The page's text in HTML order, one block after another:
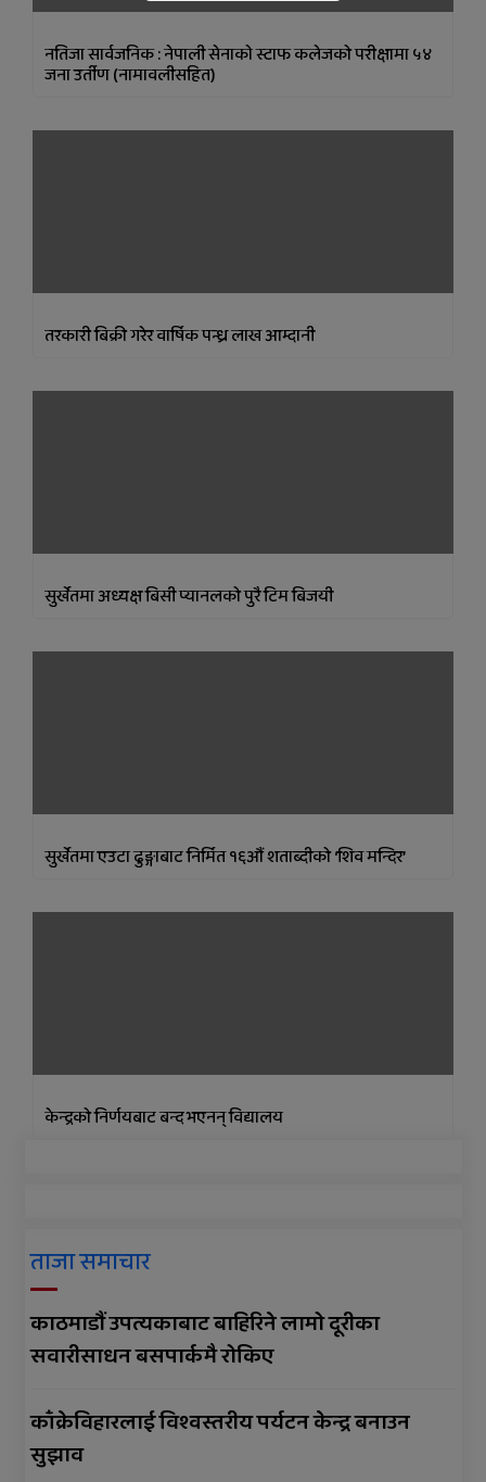
नतिजा सार्वजनिक : नेपाली सेनाकाे स्टाफ कलेजको परीक्षामा ५४
जना उर्तीण (नामावलीसहित)
तरकारी बिक्री गरेर वार्षिक पन्ध्र लाख आम्दानी
सुर्खेतमा अध्यक्ष बिसी प्यानलको पुरै टिम बिजयी
सुर्खेतमा एउटा ढुङ्गाबाट निर्मित १६औं शताब्दीको ‘शिव मन्दिर’
केन्द्रको निर्णयबाट बन्द भएनन् विद्यालय
ताजा समाचार
काठमाडौं उपत्यकाबाट बाहिरिने लामो दूरीका
सवारीसाधन बसपार्कमै रोकिए
काँक्रेविहारलाई विश्वस्तरीय पर्यटन केन्द्र बनाउन
सुझाव